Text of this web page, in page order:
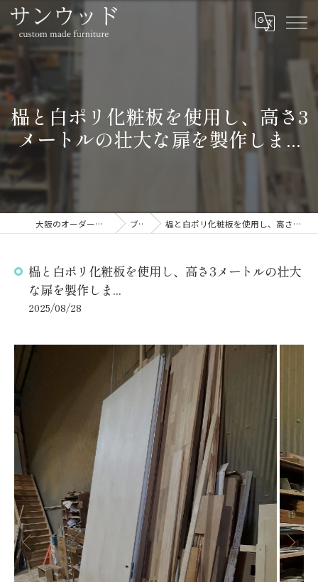
榀と白ポリ化粧板を使用し、高さ3
メートルの壮大な扉を製作しま...
大阪のオーダー家具ならサンウッド ブログ 榀と白ポリ化粧板を使用し、高さ3メートルの壮大な扉を製作しま...
榀と白ポリ化粧板を使用し、高さ3メートルの壮大
な扉を製作しま...
2025/08/28